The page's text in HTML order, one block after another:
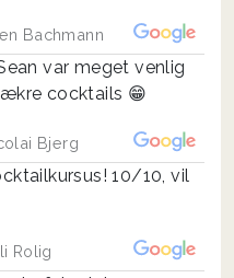
Bachmann
var meget venlig
cocktails 😁
Bjerg
10/10, vil
Rolig